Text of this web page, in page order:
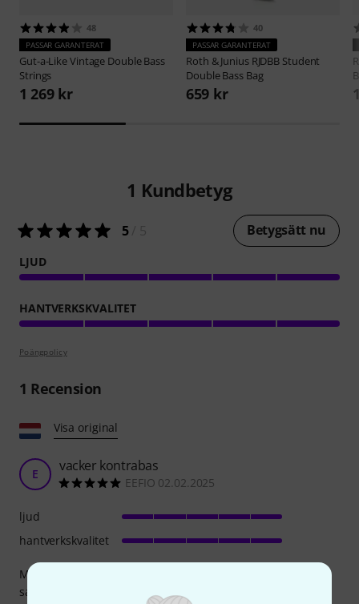
48
PASSAR GARANTERAT
Gut-a-LikeVintage Double Bass
Strings
1 269 kr
40
PASSAR GARANTERAT
Roth & Junius RJDBB Student
Double Bass Bag
659 kr
1 Kundbetyg
5/ 5 Betygsätt nu
LJUD
HANTVERKSKVALITET
Poängpolicy
1 Recension
Visa original
E vacker kontrabas
EEFIO 02.02.2025
Mycket fin kontrabas. Finishen är bra. Ljudet är bra. Kort
sagt, en perfekt bas till ett rimligt pris.
ljud
hantverkskvalitet